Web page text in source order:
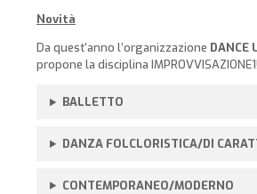
Novità
Da quest’anno l’organizzazione DANCE
propone la disciplina IMPROVVISAZIONE1!
BALLETTO
DANZA FOLCLORISTICA/DI
CONTEMPORANEO/MODERNO